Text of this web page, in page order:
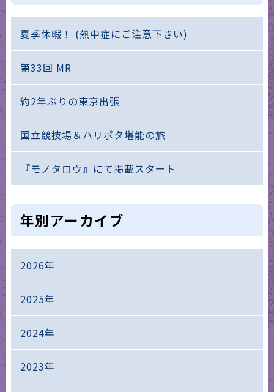
夏季休暇！ (熱中症にご注意下さい)
第33回 MR
約2年ぶりの東京出張
国立競技場＆ハリポタ堪能の旅
『モノタロウ』にて掲載スタート
年別アーカイブ
2026年
2025年
2024年
2023年